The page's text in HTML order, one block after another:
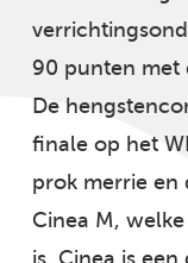
90 punten met
De
finale op het
prok merrie en
Cinea M,
is. Cinea is